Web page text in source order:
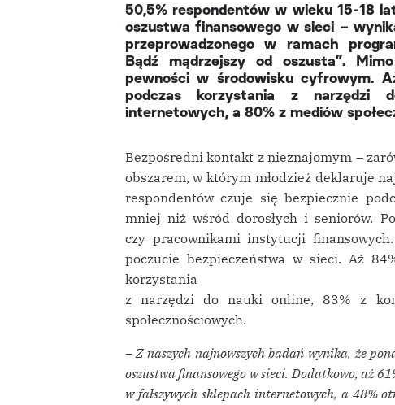
50,5% respondentów w wieku 15-18
oszustwa finansowego w sieci –
przeprowadzonego w ramach
Bądź mądrzejszy od oszusta”.
pewności w środowisku cyfrowym.
podczas korzystania z narzędzi
internetowych, a 80% z mediów
Bezpośredni kontakt z nieznajomym –
obszarem, w którym młodzież deklaruje
respondentów czuje się bezpiecznie
mniej niż wśród dorosłych i seniorów.
czy pracownikami instytucji
poczucie bezpieczeństwa w sieci. Aż
korzystania
z narzędzi do nauki online, 83% z
społecznościowych.
– Z naszych najnowszych badań wynika, że
oszustwa finansowego w sieci. Dodatkowo, aż
w fałszywych sklepach internetowych, a 48%